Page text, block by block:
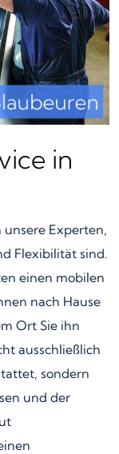
in
Experten,
Flexibilität sind.
einen mobilen
nach Hause
Ort Sie ihn
ausschließlich
sondern
und der